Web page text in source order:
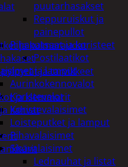
puutarhasakset
Reppuruiskut ja
painepullot
Pihapatsaat ja koristeet
Postilaatikot
ja lamput
Aurinkokennovalot
Koristevalot
Koristevalaisimet
Loisteputket ja lamput
Pihavalaisimet
Sisävalaisimet
Lednauhat ja listat
ja kulmaraudat
pylpyrät ja tarvikkeet
ja klemmarit
kahvat